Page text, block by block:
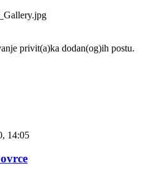
privit(a)ka dodan(og)ih postu.
14:05